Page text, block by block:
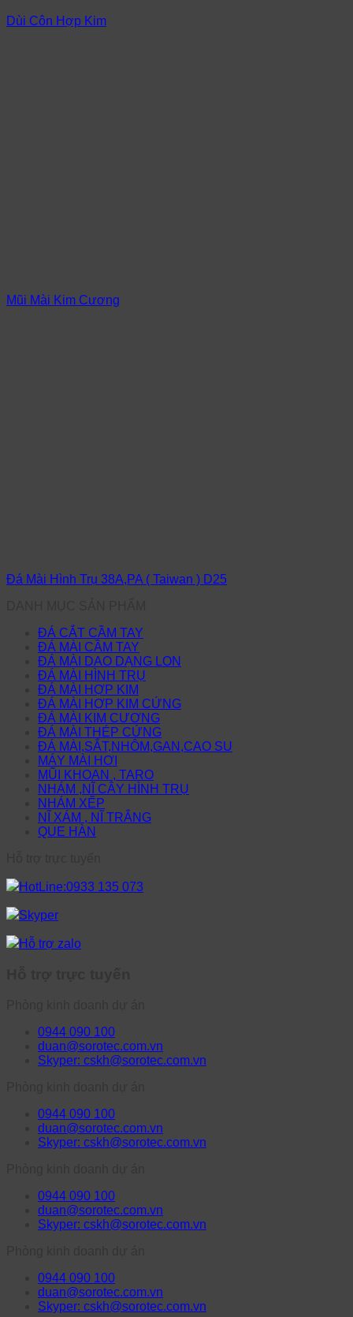
Dùi Côn Hợp Kim
Mũi Mài Kim Cương
Đá Mài Hình Trụ 38A,PA ( Taiwan ) D25
ĐÁ CẮT CẦM TAY
ĐÁ MÀI CẦM TAY
ĐÁ MÀI DAO DẠNG LON
ĐÁ MÀI HÌNH TRỤ
ĐÁ MÀI HỢP KIM
ĐÁ MÀI HỢP KIM CỨNG
ĐÁ MÀI KIM CƯƠNG
ĐÁ MÀI THÉP CỨNG
ĐÁ MÀI,SẮT,NHÔM,GAN,CAO SU
MÁY MÀI HƠI
MŨI KHOAN , TARO
NHÁM ,NĨ CÂY HÌNH TRỤ
NHÁM XẾP
NĨ XÁM , NĨ TRẮNG
QUE HÀN
HotLine:0933 135 073
Skyper
Hỗ trợ zalo
0944 090 100
duan@sorotec.com.vn
Skyper: cskh@sorotec.com.vn
0944 090 100
duan@sorotec.com.vn
Skyper: cskh@sorotec.com.vn
0944 090 100
duan@sorotec.com.vn
Skyper: cskh@sorotec.com.vn
0944 090 100
duan@sorotec.com.vn
Skyper: cskh@sorotec.com.vn